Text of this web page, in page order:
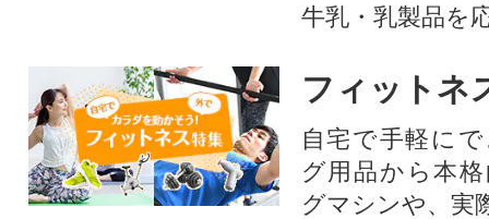
牛乳・乳製品を
フィットネ
自宅で手軽に
グ用品から本
グマシンや、実